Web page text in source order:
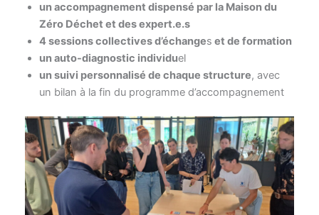
un accompagnement dispensé par la Maison du
Zéro Déchet et des expert.e.s
4 sessions collectives d’échanges et de formation
un auto-diagnostic individuel
un suivi personnalisé de chaque structure, avec
un bilan à la fin du programme d’accompagnement